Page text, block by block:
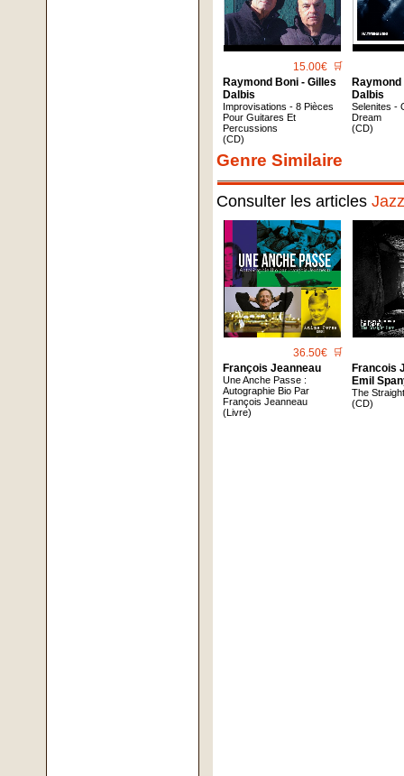
15.00€ 🛒
Raymond Boni - Gilles
Dalbis
Improvisations - 8 Pièces
Pour Guitares Et
Percussions
(CD)
Dalbis
Selenites -
Dream
(CD)
Genre Similaire
Consulter les articles
36.50€ 🛒
François Jeanneau
Une Anche Passe :
Autographie Bio Par
François Jeanneau
(Livre)
Francois
Emil
The
(CD)